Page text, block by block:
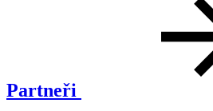
Partneři